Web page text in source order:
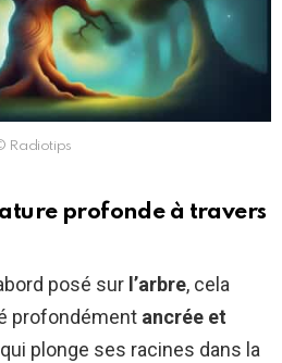
Radiotips
profonde à travers
posé sur l’arbre, cela
profondément ancrée et
plonge ses racines dans la